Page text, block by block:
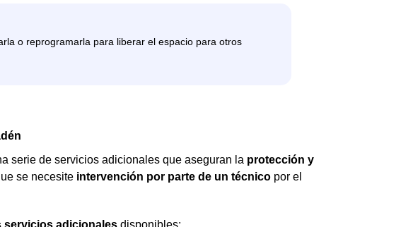
serie de servicios adicionales que aseguran la protección y
se necesite intervención por parte de un técnico por el
servicios adicionales disponibles: